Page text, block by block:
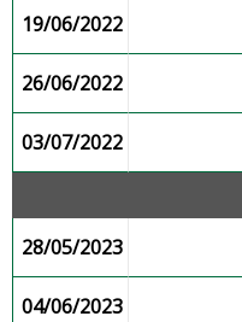
19/06/2022
26/06/2022
03/07/2022
28/05/2023
04/06/2023